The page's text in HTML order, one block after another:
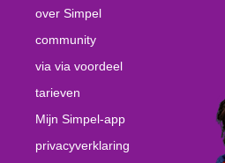
over Simpel
community
via via voordeel
tarieven
Mijn Simpel-app
privacyverklaring